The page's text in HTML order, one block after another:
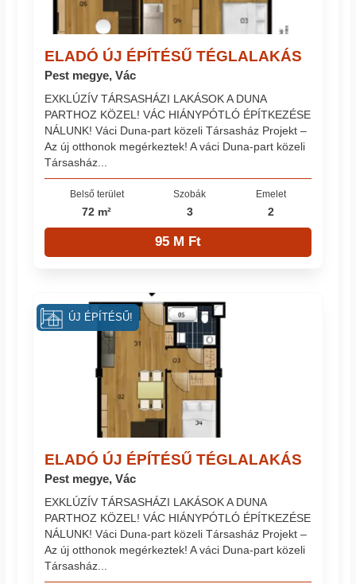
ELADÓ ÚJ ÉPÍTÉSŰ TÉGLALAKÁS
Pest megye, Vác
EXKLÚZÍV TÁRSASHÁZI LAKÁSOK A DUNA
PARTHOZ KÖZEL! VÁC HIÁNYPÓTLÓ ÉPÍTKEZÉSE
NÁLUNK! Váci Duna-part közeli Társasház Projekt –
Az új otthonok megérkeztek! A váci Duna-part közeli
Társasház...
Belső terület
72 m²
Szobák
3
Emelet
2
95 M Ft
ELADÓ ÚJ ÉPÍTÉSŰ TÉGLALAKÁS
Pest megye, Vác
EXKLÚZÍV TÁRSASHÁZI LAKÁSOK A DUNA
PARTHOZ KÖZEL! VÁC HIÁNYPÓTLÓ ÉPÍTKEZÉSE
NÁLUNK! Váci Duna-part közeli Társasház Projekt –
Az új otthonok megérkeztek! A váci Duna-part közeli
Társasház...
ÚJ ÉPÍTÉSŰ!